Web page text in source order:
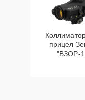
прицел
"ВЗОР-